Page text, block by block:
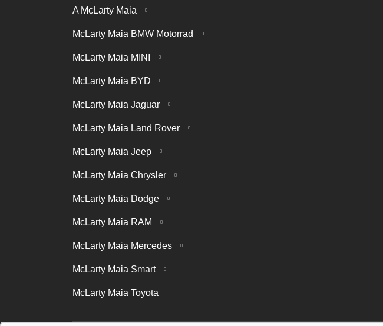
A McLarty Maia
McLarty Maia BMW Motorrad
McLarty Maia MINI
McLarty Maia BYD
McLarty Maia Jaguar
McLarty Maia Land Rover
McLarty Maia Jeep
McLarty Maia Chrysler
McLarty Maia Dodge
McLarty Maia RAM
McLarty Maia Mercedes
McLarty Maia Smart
McLarty Maia Toyota